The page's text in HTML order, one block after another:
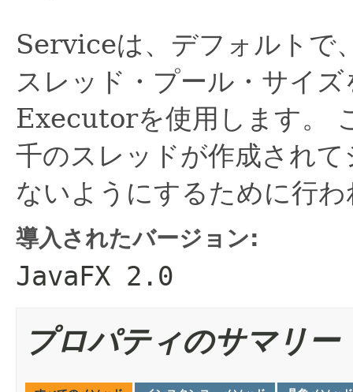
Serviceは、デフォルトで
スレッド・プール・サイ
Executorを使用します。
千のスレッドが作成され
ないようにするために行
導入されたバージョン:
JavaFX 2.0
プロパティのサマリー